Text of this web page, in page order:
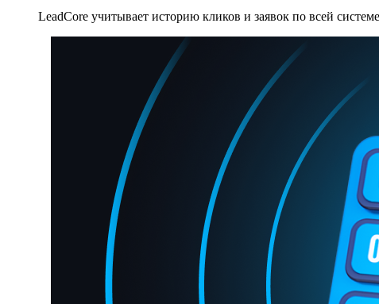
LeadCore учитывает историю кликов и заявок по всей